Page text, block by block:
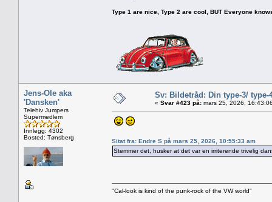
Type 1 are nice, Type 2 are cool, BUT Everyone
Jens-Ole aka
'Dansken'
Telehiv Jumpers
Supermedlem
Innlegg: 4302
Bosted: Tønsberg
Sv: Bildetråd: Din type-3/ type-
« Svar #423 på: mars 25, 2026,
Sitat fra: Endre S på mars 25, 2026, 10:55:33 am
Stemmer det, husker at det var en irriterende trivelig
"Cal-look is kind of the punk-rock of the VW world"